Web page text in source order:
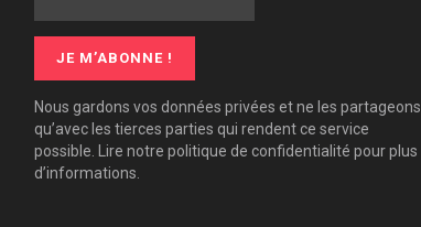
Nous gardons vos données privées et ne les partageons
qu’avec les tierces parties qui rendent ce service
possible. Lire notre politique de confidentialité pour plus
d’informations.